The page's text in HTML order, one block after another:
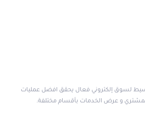
لسوق إلكتروني فعال يحقق افضل عمليات
المشتري و عرض الخدمات بأقسام مختلفة.